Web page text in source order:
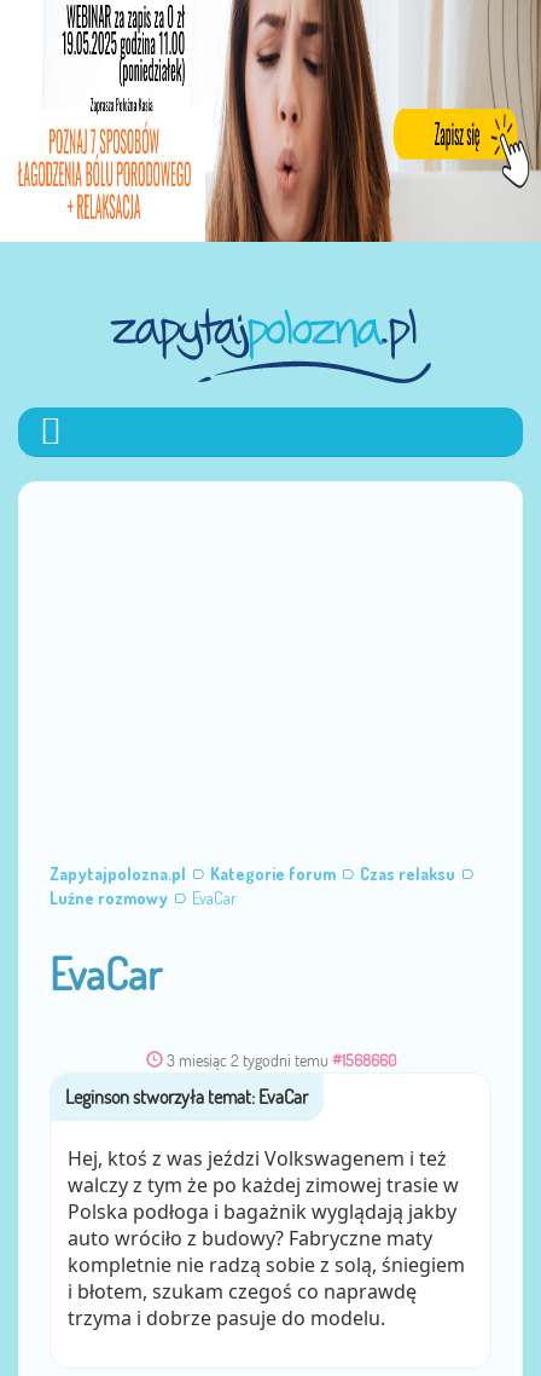
Zapytajpolozna.pl Kategorie forum
Czas relaksu
Luźne rozmowy
EvaCar
EvaCar
3 miesiąc 2 tygodni temu #1568660
przezLeginson
Hej, ktoś z was jeździ Volkswagenem i też
walczy z tym że po każdej zimowej trasie w
Polska podłoga i bagażnik wyglądają jakby
auto wróciło z budowy? Fabryczne maty
kompletnie nie radzą sobie z solą, śniegiem
i błotem, szukam czegoś co naprawdę
trzyma i dobrze pasuje do modelu.